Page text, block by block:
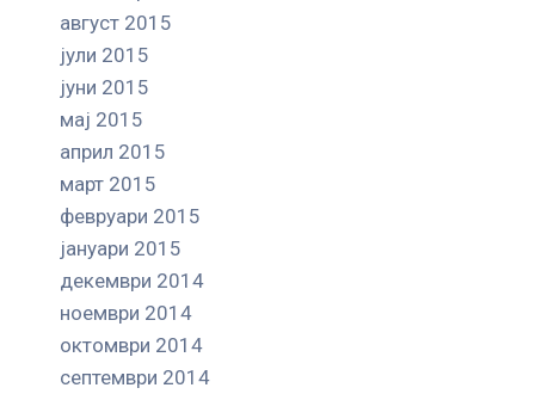
август 2015
јули 2015
јуни 2015
мај 2015
април 2015
март 2015
февруари 2015
јануари 2015
декември 2014
ноември 2014
октомври 2014
септември 2014